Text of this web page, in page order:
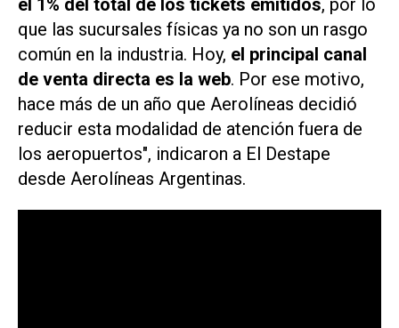
el 1% del total de los tickets emitidos, por lo
que las sucursales físicas ya no son un rasgo
común en la industria. Hoy, el principal canal
de venta directa es la web. Por ese motivo,
hace más de un año que Aerolíneas decidió
reducir esta modalidad de atención fuera de
los aeropuertos", indicaron a El Destape
desde Aerolíneas Argentinas.